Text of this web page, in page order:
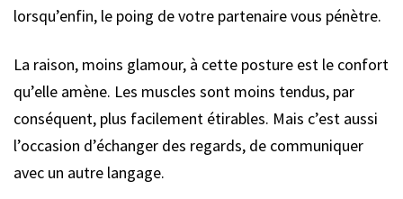
lorsqu’enfin, le poing de votre partenaire vous pénètre.
La raison, moins glamour, à cette posture est le confort
qu’elle amène. Les muscles sont moins tendus, par
conséquent, plus facilement étirables. Mais c’est aussi
l’occasion d’échanger des regards, de communiquer
avec un autre langage.